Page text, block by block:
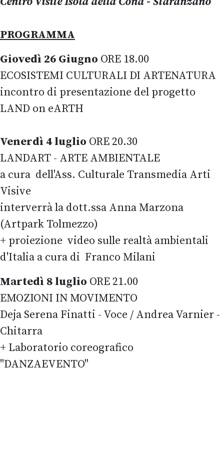
PROGRAMMA
Giovedì 26 Giugno ORE 18.00
ECOSISTEMI CULTURALI DI ARTENATURA
incontro di presentazione del progetto
LAND on eARTH
Venerdì 4 luglio ORE 20.30
LANDART - ARTE AMBIENTALE
a cura dell'Ass. Culturale Transmedia Arti
Visive
interverrà la dott.ssa Anna Marzona
(Artpark Tolmezzo)
+ proiezione video sulle realtà ambientali
d'Italia a cura di Franco Milani
Martedì 8 luglio ORE 21.00
EMOZIONI IN MOVIMENTO
Deja Serena Finatti - Voce / Andrea Varnier -
Chitarra
+ Laboratorio coreografico
"DANZAEVENTO"